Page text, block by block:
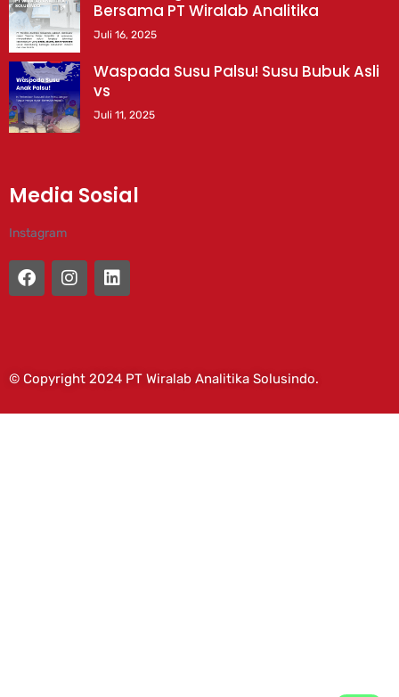
Bersama PT Wiralab Analitika
Juli 16, 2025
Waspada Susu Palsu! Susu Bubuk Asli
vs
Juli 11, 2025
Media Sosial
Instagram
© Copyright 2024 PT Wiralab Analitika Solusindo.